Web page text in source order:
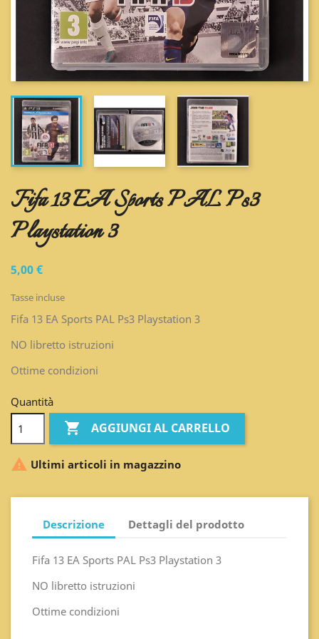
Fifa 13 EA Sports PAL Ps3
Playstation 3
5,00 €
Tasse incluse
Fifa 13 EA Sports PAL Ps3 Playstation 3
NO libretto istruzioni
Ottime condizioni
Quantità
 AGGIUNGI AL CARRELLO
 Ultimi articoli in magazzino
Descrizione Dettagli del prodotto
Fifa 13 EA Sports PAL Ps3 Playstation 3
NO libretto istruzioni
Ottime condizioni